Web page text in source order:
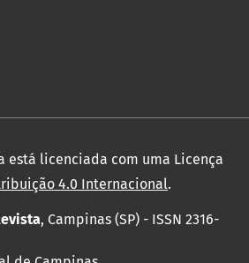
está licenciada com uma Licença
4.0 Internacional.
, Campinas (SP) - ISSN 2316-